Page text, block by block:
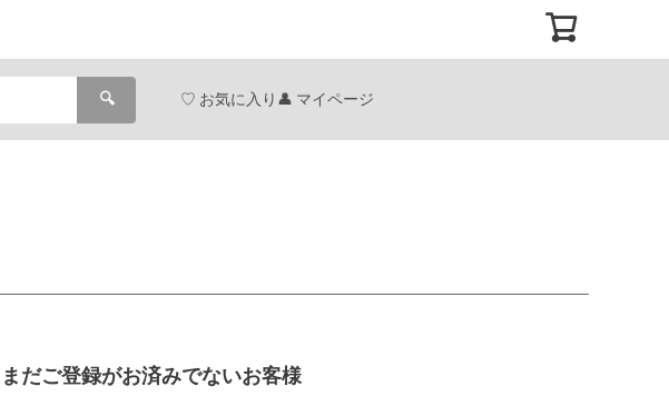
🔍 お気に入り マイページ
まだご登録がお済みでないお客様